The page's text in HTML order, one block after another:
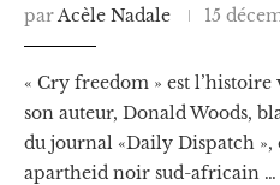
parAcèle Nadale 15
« Cry freedom » est
son auteur, Donald Woods,
du journal «Daily Dispatch »,
apartheid noir sud-africain …